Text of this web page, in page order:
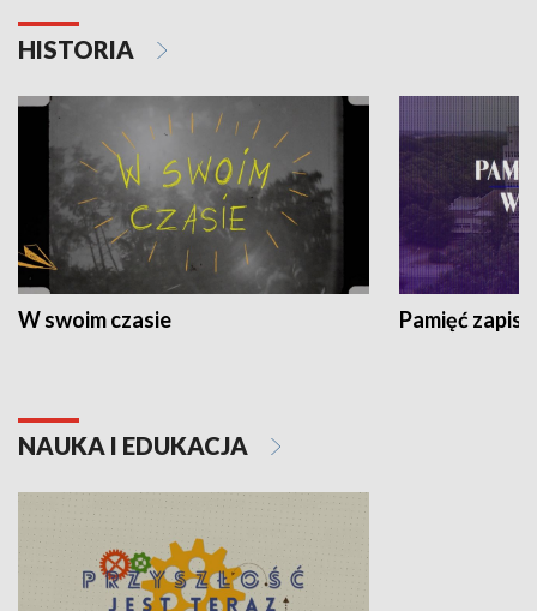
HISTORIA
W swoim czasie Pamięć
NAUKA I EDUKACJA